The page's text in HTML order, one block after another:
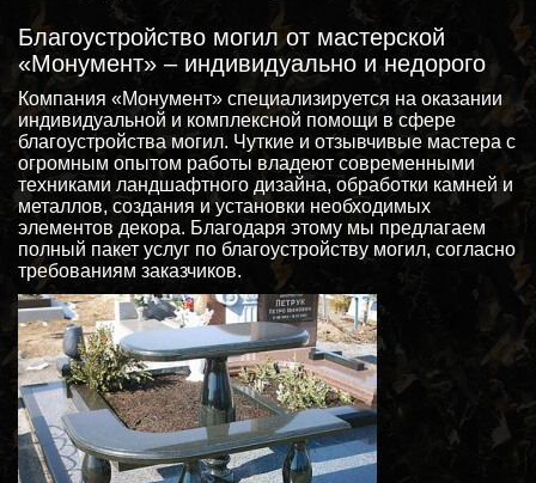
Благоустройство могил от мастерской
«Монумент» – индивидуально и недорого
Компания «Монумент» специализируется на оказании
индивидуальной и комплексной помощи в сфере
благоустройства могил. Чуткие и отзывчивые мастера с
огромным опытом работы владеют современными
техниками ландшафтного дизайна, обработки камней и
металлов, создания и установки необходимых
элементов декора. Благодаря этому мы предлагаем
полный пакет услуг по благоустройству могил, согласно
требованиям заказчиков.